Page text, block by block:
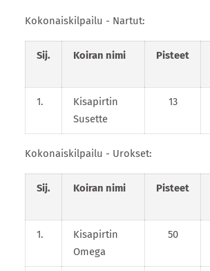
Kokonaiskilpailu - Nartut:
Sij. Koiran nimi Pisteet
1.
Kisapirtin
Susette
13
Kokonaiskilpailu - Urokset:
Sij. Koiran nimi Pisteet
1.
Kisapirtin
Omega
50